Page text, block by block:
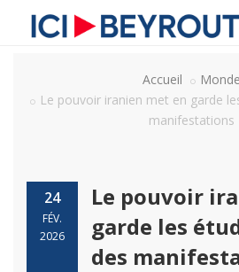
Accueil
Monde
Le pouvoir iranien met en garde
manifestations
24
FÉV.
2026
Le pouvoir
garde les
des